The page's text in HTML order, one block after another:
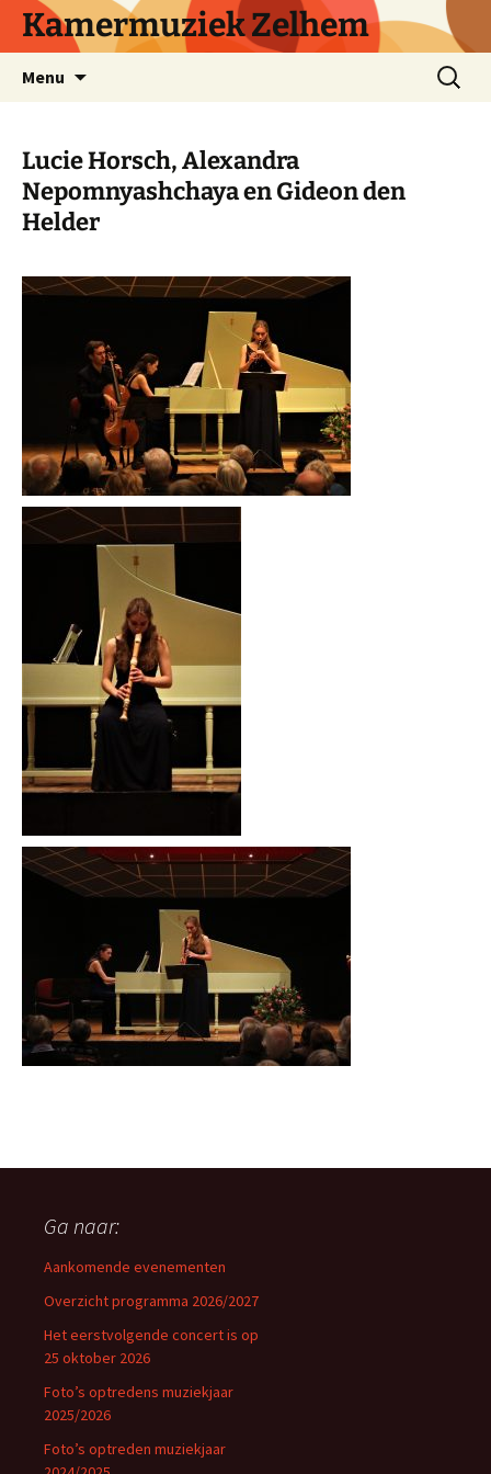
naarKamermuziek Zelhem
Menu
Zoeken
naar:
Lucie Horsch, Alexandra
Nepomnyashchaya en Gideon den
Helder
Ga naar:
Aankomende evenementen
Overzicht programma 2026/2027
Het eerstvolgende concert is op
25 oktober 2026
Foto’s optredens muziekjaar
2025/2026
Foto’s optreden muziekjaar